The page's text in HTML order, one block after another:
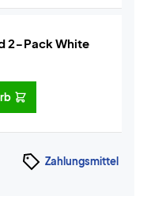
2-Pack White
Zahlungsmittel